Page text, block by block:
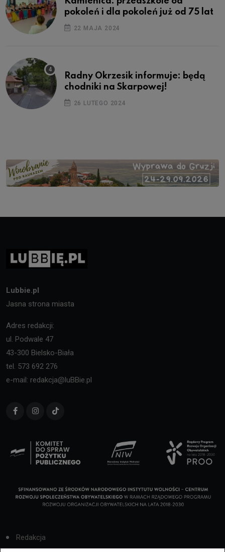
pokoleń i dla pokoleń już od 75 lat
22 MAJA 2024
Radny Okrzesik informuje: będą
chodniki na Skarpowej!
26 LUTEGO 2024
Lubbie.pl
Jasna strona miasta
Adres redakcji:
ul. Podwale 47
43-300 Bielsko-Biała
tel. 573 692 276
e-mail: redakcja@luBBie.pl
Redakcja